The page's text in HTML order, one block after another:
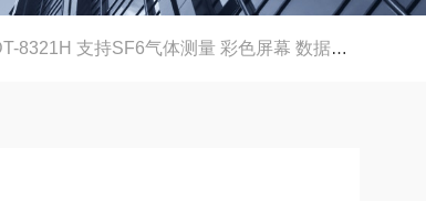
8321H 支持SF6气体测量 彩色屏幕 数据记录